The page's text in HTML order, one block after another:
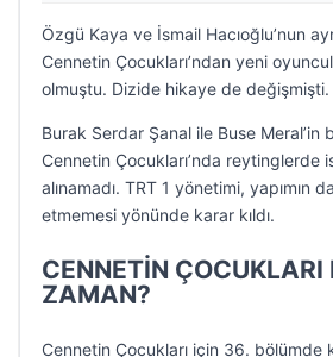
Özgü Kaya ve İsmail Hacıoğlu’nun
Cennetin Çocukları’ndan yeni
olmuştu. Dizide hikaye de değişmişti.
Burak Serdar Şanal ile Buse Meral’in
Cennetin Çocukları’nda reytinglerde
alınamadı. TRT 1 yönetimi, yapımın
etmemesi yönünde karar kıldı.
CENNETİN ÇOCUKLARI
ZAMAN?
Cennetin Çocukları için 36. bölümde